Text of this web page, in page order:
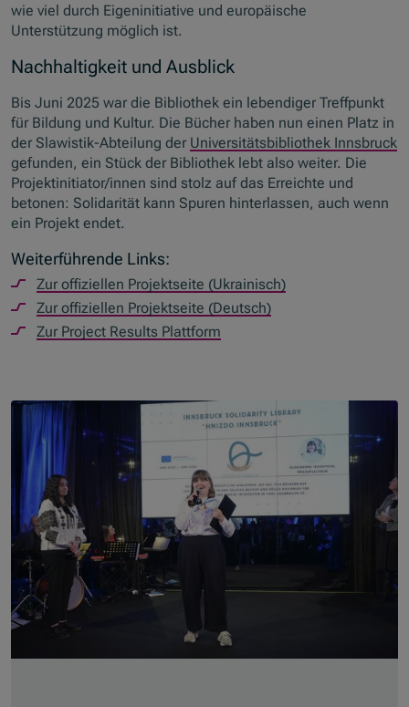
wie viel durch Eigeninitiative und europäische
Unterstützung möglich ist.
Nachhaltigkeit und Ausblick
Bis Juni 2025 war die Bibliothek ein lebendiger Treffpunkt
für Bildung und Kultur. Die Bücher haben nun einen Platz in
der Slawistik-Abteilung der Universitätsbibliothek Innsbruck
gefunden, ein Stück der Bibliothek lebt also weiter. Die
Projektinitiator/innen sind stolz auf das Erreichte und
betonen: Solidarität kann Spuren hinterlassen, auch wenn
ein Projekt endet.
Weiterführende Links:
Zur offiziellen Projektseite (Ukrainisch)
Zur offiziellen Projektseite (Deutsch)
Zur Project Results Plattform
Slider überspringen